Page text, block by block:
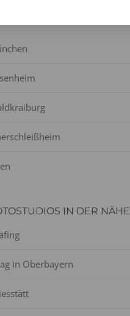
IN DER NÄHE
in Oberbayern